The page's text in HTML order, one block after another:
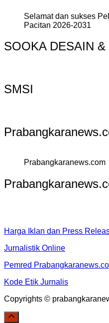
Selamat dan sukses
Pacitan 2026-2031
SOOKA DESAIN &
SMSI
Prabangkaranews.com
Harga Iklan dan Press
Jurnalistik Online
Pemred
Kode Etik Jurnalis
Copyrights ©